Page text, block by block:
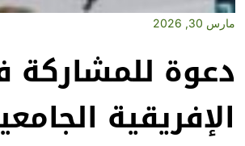
مارس 30, 2026
دعوة للمشاركة
الإفريقية